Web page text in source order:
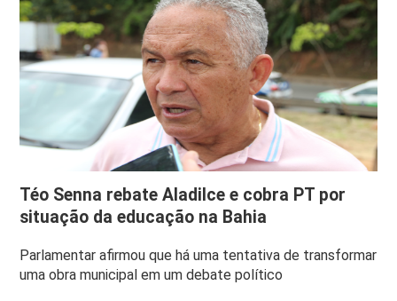
Téo Senna rebate Aladilce e cobra PT por
situação da educação na Bahia
Parlamentar afirmou que há uma tentativa de transformar
uma obra municipal em um debate político